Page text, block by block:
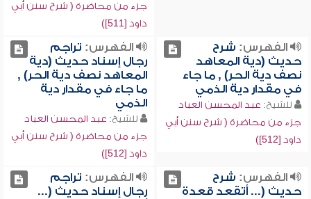
جزء من محاضرة ( شرح سنن أبي
داود [511])
الفهرس: شرح
حديث (دية المعاهد
نصف دية الحر) , ما جاء
في مقدار دية الذمي
للشيخ: عبد المحسن العباد
جزء من محاضرة ( شرح سنن أبي
داود [512])
الفهرس: تراجم
رجال إسناد حديث (دية
المعاهد نصف دية الحر) ,
ما جاء في مقدار دية
الذمي
للشيخ: عبد المحسن العباد
جزء من محاضرة ( شرح سنن أبي
داود [512])
الفهرس: شرح
حديث (... أتقعد قعدة
الفهرس: تراجم
رجال إسناد حديث (...